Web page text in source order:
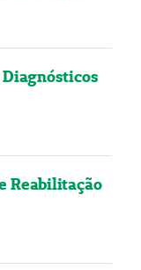
Reabilitação